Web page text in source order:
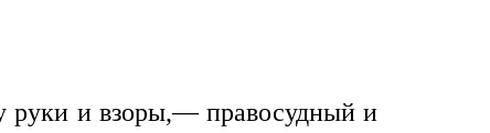
руки и взоры,— правосудный и